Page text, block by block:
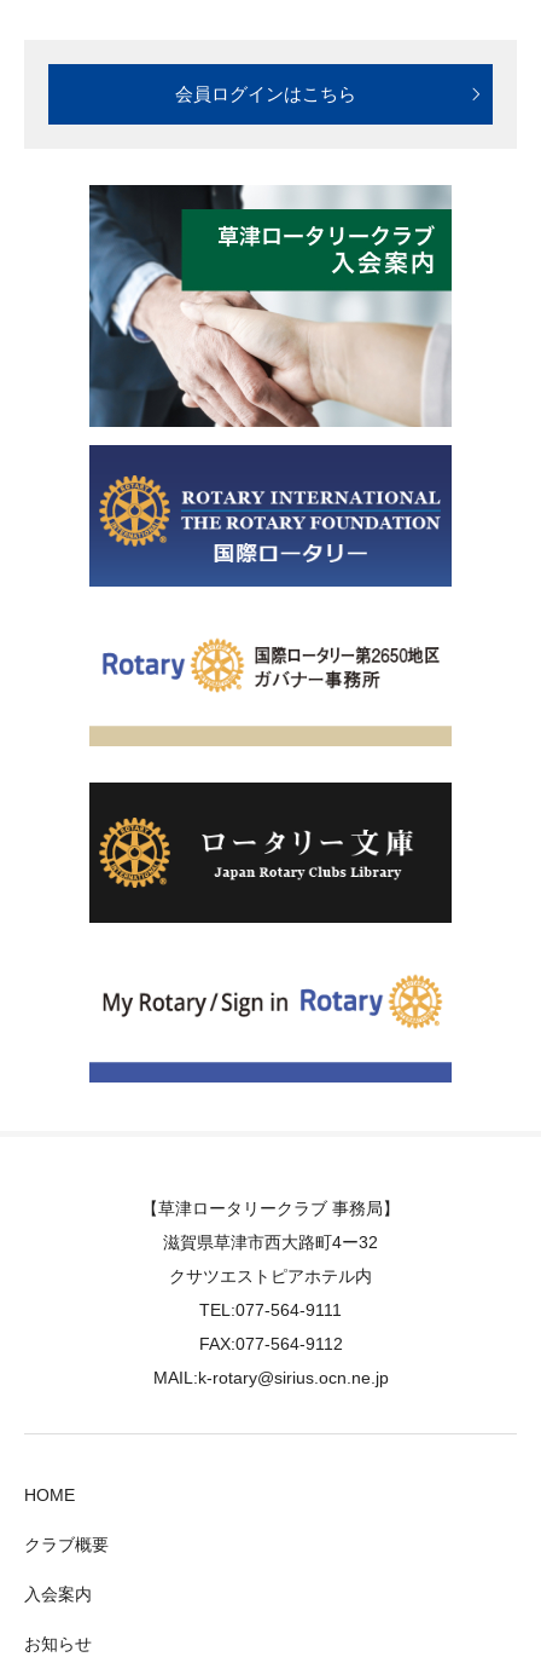
会員ログインはこちら
【草津ロータリークラブ 事務局】
滋賀県草津市西大路町4ー32
クサツエストピアホテル内
TEL:077-564-9111
FAX:077-564-9112
MAIL:k-rotary@sirius.ocn.ne.jp
HOME
クラブ概要
入会案内
お知らせ